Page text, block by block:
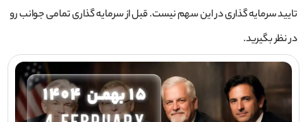
تایید سرمایه گذاری در این سهم نیست. قبل از سرمایه گذاری تمامی جوانب رو
در نظر بگیرید.